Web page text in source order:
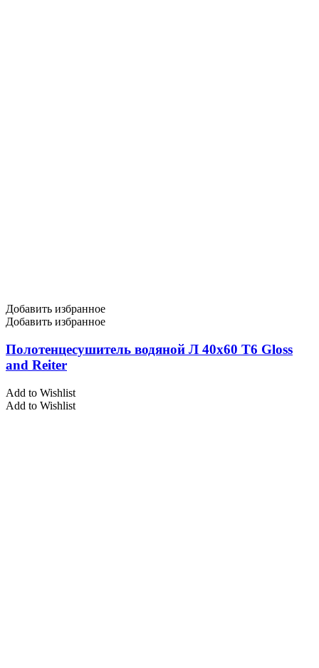
Добавить избранное
Добавить избранное
Полотенцесушитель водяной Л 40х60 Т6 Gloss
and Reiter
Add to Wishlist
Add to Wishlist